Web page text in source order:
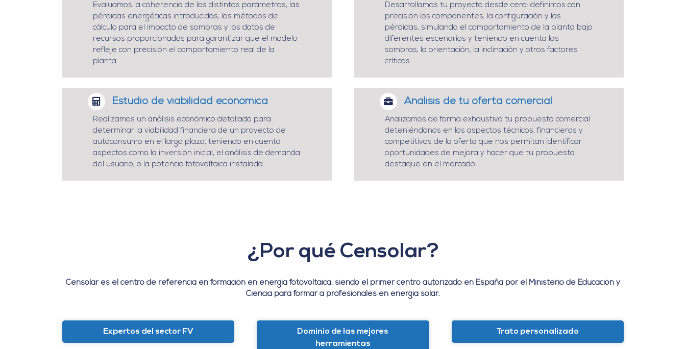
Evaluamos la coherencia de los distintos parámetros, las
pérdidas energéticas introducidas, los métodos de
cálculo para el impacto de sombras y los datos de
recursos proporcionados para garantizar que el modelo
refleje con precisión el comportamiento real de la
planta.
Desarrollamos tu proyecto desde cero: definimos con
precisión los componentes, la configuración y las
pérdidas, simulando el comportamiento de la planta bajo
diferentes escenarios y teniendo en cuenta las
sombras, la orientación, la inclinación y otros factores
críticos.
Estudio de viabilidad económica
Realizamos un análisis económico detallado para
determinar la viabilidad financiera de un proyecto de
autoconsumo en el largo plazo, teniendo en cuenta
aspectos como la inversión inicial, el análisis de demanda
del usuario, o la potencia fotovoltaica instalada.
Análisis de tu oferta comercial
Analizamos de forma exhaustiva tu propuesta comercial
deteniéndonos en los aspectos técnicos, financieros y
competitivos de la oferta que nos permitan identificar
oportunidades de mejora y hacer que tu propuesta
destaque en el mercado.
¿Por qué Censolar?
Censolar es el centro de referencia en formación en energía fotovoltaica, siendo el primer centro autorizado en España por el Ministerio de Educación y
Ciencia para formar a profesionales en energía solar.
Expertos del sector FV
Dominio de las mejores
herramientas
Trato personalizado